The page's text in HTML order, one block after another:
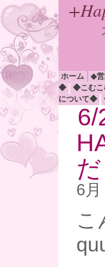
ホーム ◆
◆
◆こむ
について◆
6
こ